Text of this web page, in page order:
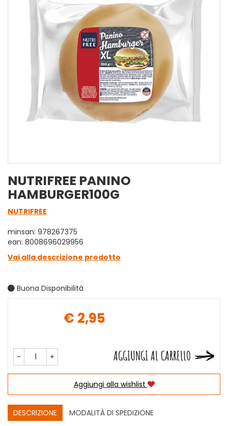
NUTRIFREE PANINO
HAMBURGER100G
NUTRIFREE
minsan: 978267375
ean: 8008696029956
Vai alla descrizione prodotto
Buona Disponibilità
€ 2,95
- + AGGIUNGI AL CARRELLO
Aggiungi alla wishlist
DESCRIZIONE
MODALITÀ DI SPEDIZIONE